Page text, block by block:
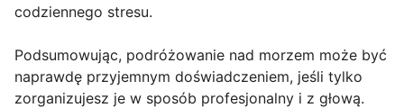
codziennego stresu.
Podsumowując, podróżowanie nad morzem może być
naprawdę przyjemnym doświadczeniem, jeśli tylko
zorganizujesz je w sposób profesjonalny i z głową.